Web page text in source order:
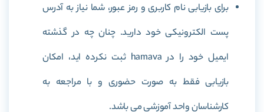
برای بازیابی نام کاربری و رمز عبور، شما نیاز به آدرس
پست الکترونیکی خود دارید. چنان چه در گذشته
ایمیل خود را در hamava ثبت نکرده اید، امکان
بازیابی فقط به صورت حضوری و با مراجعه به
کارشناسان واحد آموزشی می باشد.